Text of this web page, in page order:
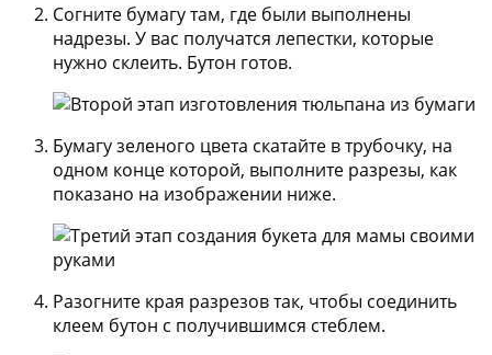
Согните бумагу там, где были выполнены
надрезы. У вас получатся лепестки, которые
нужно склеить. Бутон готов.
Бумагу зеленого цвета скатайте в трубочку, на
одном конце которой, выполните разрезы, как
показано на изображении ниже.
Разогните края разрезов так, чтобы соединить
клеем бутон с получившимся стеблем.